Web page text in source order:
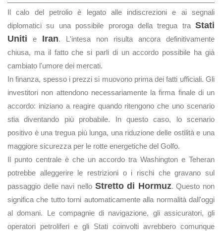
Il calo del petrolio è legato alle indiscrezioni e ai segnali
diplomatici su una possibile proroga della tregua tra Stati
Uniti e Iran. L'intesa non risulta ancora definitivamente
chiusa, ma il fatto che si parli di un accordo possibile ha già
cambiato l'umore dei mercati.
In finanza, spesso i prezzi si muovono prima dei fatti ufficiali. Gli
investitori non attendono necessariamente la firma finale di un
accordo: iniziano a reagire quando ritengono che uno scenario
stia diventando più probabile. In questo caso, lo scenario
positivo è una tregua più lunga, una riduzione delle ostilità e una
maggiore sicurezza per le rotte energetiche del Golfo.
Il punto centrale è che un accordo tra Washington e Teheran
potrebbe alleggerire le restrizioni o i rischi che gravano sul
passaggio delle navi nello Stretto di Hormuz. Questo non
significa che tutto torni automaticamente alla normalità dall'oggi
al domani. Le compagnie di navigazione, gli assicuratori, gli
operatori petroliferi e gli Stati coinvolti avrebbero comunque